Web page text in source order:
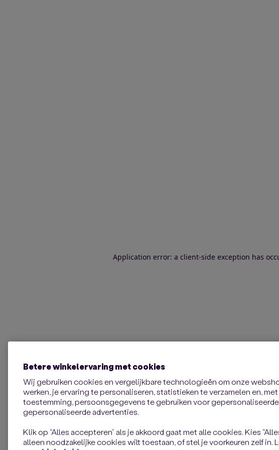
Application error: a client-side exception has
Betere winkelervaring met cookies
Wij gebruiken cookies en vergelijkbare technologieën om onze
werken, je ervaring te personaliseren, statistieken te verzamelen en,
toestemming, persoonsgegevens te gebruiken voor
gepersonaliseerde advertenties.
Klik op “Alles accepteren” als je akkoord gaat met alle cookies. Kies
alleen noodzakelijke cookies wilt toestaan, of stel je voorkeuren zelf in.